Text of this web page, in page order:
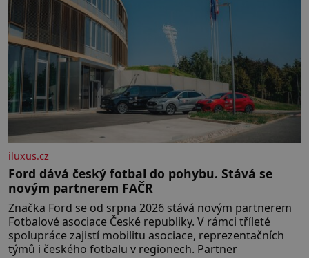
iluxus.cz
Ford dává český fotbal do pohybu. Stává se
novým partnerem FAČR
Značka Ford se od srpna 2026 stává novým partnerem
Fotbalové asociace České republiky. V rámci tříleté
spolupráce zajistí mobilitu asociace, reprezentačních
týmů i českého fotbalu v regionech. Partner